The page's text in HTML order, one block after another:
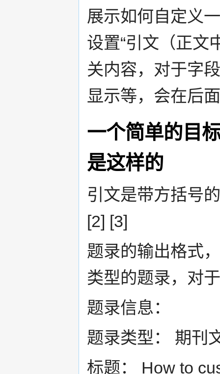
展示如何自定义
设置“引文（正文
关内容，对于字
显示等，会在后
一个简单的目
是这样的
引文是带方括号
[2] [3]
题录的输出格式
类型的题录，对
题录信息：
题录类型： 期刊
标题： How to